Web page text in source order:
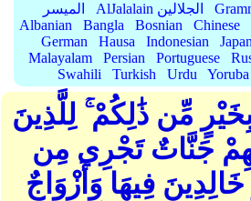
الميسر
AlJalalain الجلالين
Albanian
Bangla Bosnian Chinese
German
Hausa Indonesian
Malayalam
Persian Portuguese
Swahili
Turkish Urdu Yoruba
مِّن ذَٰلِكُمْ ۚ لِلَّذِينَ
جَنَّاتٌ تَجْرِي مِن
خَالِدِينَ فِيهَا وَأَزْوَاجٌ